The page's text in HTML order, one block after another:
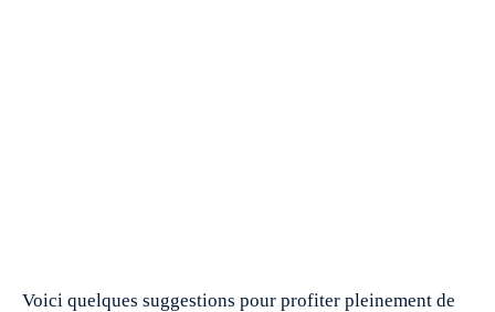
Voici quelques suggestions pour profiter pleinement de